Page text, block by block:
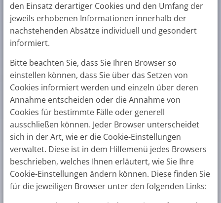
den Einsatz derartiger Cookies und den Umfang der
jeweils erhobenen Informationen innerhalb der
nachstehenden Absätze individuell und gesondert
informiert.
Bitte beachten Sie, dass Sie Ihren Browser so
einstellen können, dass Sie über das Setzen von
Cookies informiert werden und einzeln über deren
Annahme entscheiden oder die Annahme von
Cookies für bestimmte Fälle oder generell
ausschließen können. Jeder Browser unterscheidet
sich in der Art, wie er die Cookie-Einstellungen
verwaltet. Diese ist in dem Hilfemenü jedes Browsers
beschrieben, welches Ihnen erläutert, wie Sie Ihre
Cookie-Einstellungen ändern können. Diese finden Sie
für die jeweiligen Browser unter den folgenden Links: